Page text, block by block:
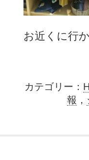
お近くに行
カテゴリー：
報 ，